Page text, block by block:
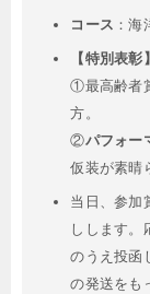
コース ：海
【特別表彰】
①最高齢者
方。
②パフォー
仮装が素晴
当日、参加
しします。
のうえ投函
の発送をも